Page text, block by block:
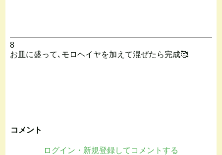
8
お皿に盛って､モロヘイヤを加えて混ぜたら完成🥰
コメント
ログイン・新規登録してコメントする